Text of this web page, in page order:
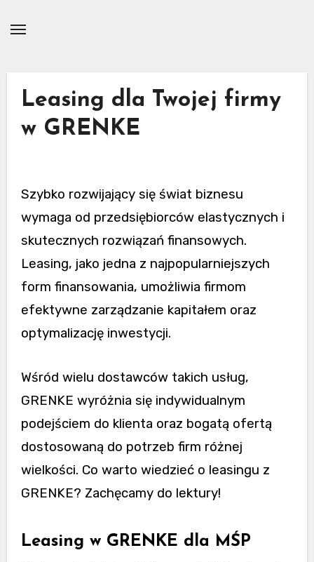
Leasing dla Twojej firmy
w GRENKE
Szybko rozwijający się świat biznesu
wymaga od przedsiębiorców elastycznych i
skutecznych rozwiązań finansowych.
Leasing, jako jedna z najpopularniejszych
form finansowania, umożliwia firmom
efektywne zarządzanie kapitałem oraz
optymalizację inwestycji.
Wśród wielu dostawców takich usług,
GRENKE wyróżnia się indywidualnym
podejściem do klienta oraz bogatą ofertą
dostosowaną do potrzeb firm różnej
wielkości. Co warto wiedzieć o leasingu z
GRENKE? Zachęcamy do lektury!
Leasing w GRENKE dla MŚP